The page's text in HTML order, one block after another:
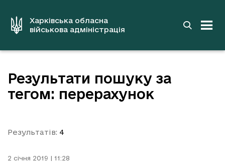
вмістуХарківська обласна
військова адміністрація
Результати пошуку за
тегом: перерахунок
Результатів: 4
2 січня 2019 | 11:28